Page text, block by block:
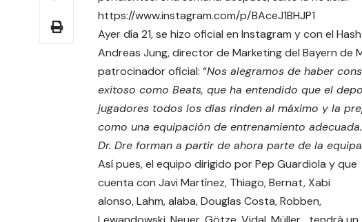
https://www.instagram.com/p/BAceJ1BHJP1
Ayer día 21, se hizo oficial en Instagram y con el
Andreas Jung, director de Marketing del Bayern de
patrocinador oficial: “Nos alegramos de haber
exitoso como Beats, que ha entendido que el
jugadores todos los días rinden al máximo y la
como una equipación de entrenamiento
Dr. Dre forman a partir de ahora parte de la
Así pues, el equipo dirigido por Pep Guardiola y que
cuenta con Javi Martínez, Thiago, Bernat, Xabi
alonso, Lahm, alaba, Douglas Costa, Robben,